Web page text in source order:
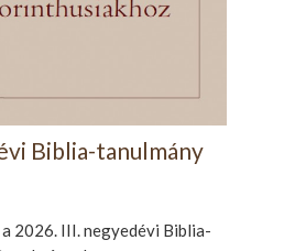
Biblia-tanulmány
2026. III. negyedévi Biblia-